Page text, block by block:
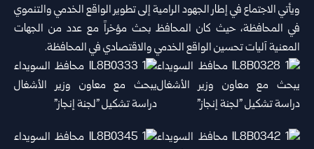
ويأتي الاجتماع في إطار الجهود الرامية إلى تطوير الواقع الخدمي والتنموي
في المحافظة، حيث كان المحافظ بحث مؤخراً مع عدد من الجهات
المعنية آليات تحسين الواقع الخدمي والاقتصادي في المحافظة.